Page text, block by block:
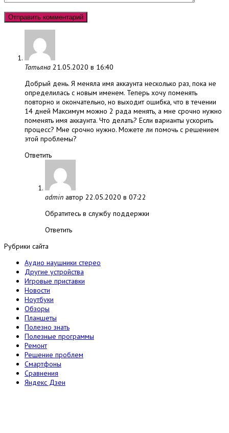
Татьяна 21.05.2020 в 16:40
Добрый день. Я меняла имя аккаунта несколько раз, пока не
определилась с новым именем. Теперь хочу поменять
повторно и окончательно, но выходит ошибка, что в течении
14 дней Максимум можно 2 рада менять, а мне срочно нужно
поменять имя аккаунта. Что делать? Если варианты ускорить
процесс? Мне срочно нужно. Можете ли помочь с решением
этой проблемы?
Ответить
admin автор 22.05.2020 в 07:22
Обратитесь в службу поддержки
Ответить
Рубрики сайта
Аудио наушники стерео
Другие устройства
Игровые приставки
Новости
Ноутбуки
Обзоры
Планшеты
Полезно знать
Полезные программы
Ремонт
Решение проблем
Смартфоны
Сравнения
Яндекс Дзен